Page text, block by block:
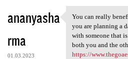
ananyasha
rma
01.03.2023
You can really
You can really
you are planning a
with someone that
both you and the
https://